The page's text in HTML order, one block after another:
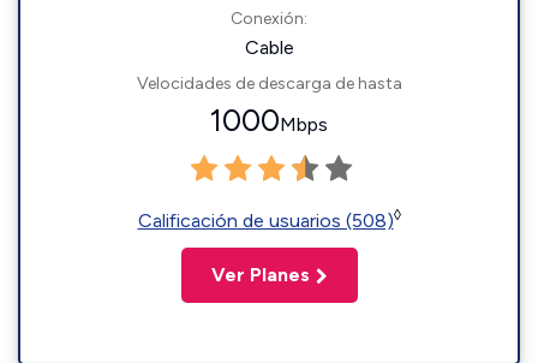
Conexión:
Cable
Velocidades de descarga de hasta
1000Mbps
Calificación de usuarios (508)◊
Ver Planes